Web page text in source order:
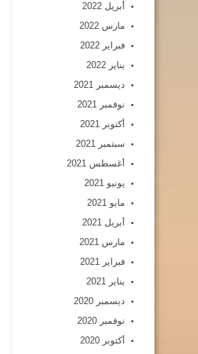
أبريل 2022
مارس 2022
فبراير 2022
يناير 2022
ديسمبر 2021
نوفمبر 2021
أكتوبر 2021
سبتمبر 2021
أغسطس 2021
يونيو 2021
مايو 2021
أبريل 2021
مارس 2021
فبراير 2021
يناير 2021
ديسمبر 2020
نوفمبر 2020
أكتوبر 2020